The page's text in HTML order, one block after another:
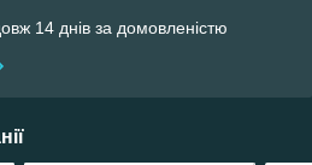
14 днів за домовленістю